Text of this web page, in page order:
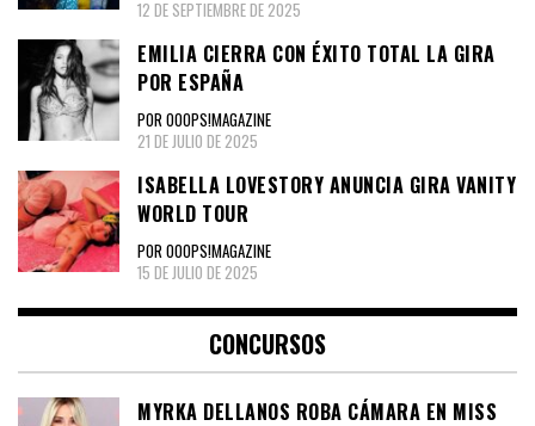
12 DE SEPTIEMBRE DE 2025
EMILIA CIERRA CON ÉXITO TOTAL LA GIRA
POR ESPAÑA
POR OOOPS!MAGAZINE
21 DE JULIO DE 2025
ISABELLA LOVESTORY ANUNCIA GIRA VANITY
WORLD TOUR
POR OOOPS!MAGAZINE
15 DE JULIO DE 2025
CONCURSOS
MYRKA DELLANOS ROBA CÁMARA EN MISS